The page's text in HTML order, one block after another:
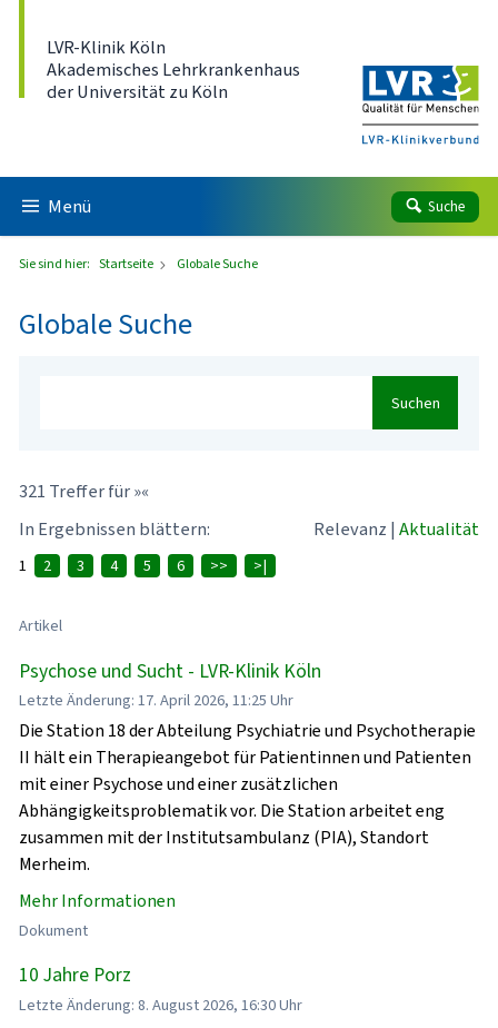
LVR-Klinik Köln
Akademisches Lehrkrankenhaus
der Universität zu Köln
Menü Suche
Sie sind hier: Startseite Globale Suche
Globale Suche
Suchen
321 Treffer für »«
In Ergebnissen blättern:
Relevanz | Aktualität
1 2 3 4 5 6 >> >|
Artikel
Psychose und Sucht - LVR-Klinik Köln
Letzte Änderung: 17. April 2026, 11:25 Uhr
Die Station 18 der Abteilung Psychiatrie und Psychotherapie
II hält ein Therapieangebot für Patientinnen und Patienten
mit einer Psychose und einer zusätzlichen
Abhängigkeitsproblematik vor. Die Station arbeitet eng
zusammen mit der Institutsambulanz (PIA), Standort
Merheim.
Mehr Informationen
Dokument
10 Jahre Porz
Letzte Änderung: 8. August 2026, 16:30 Uhr